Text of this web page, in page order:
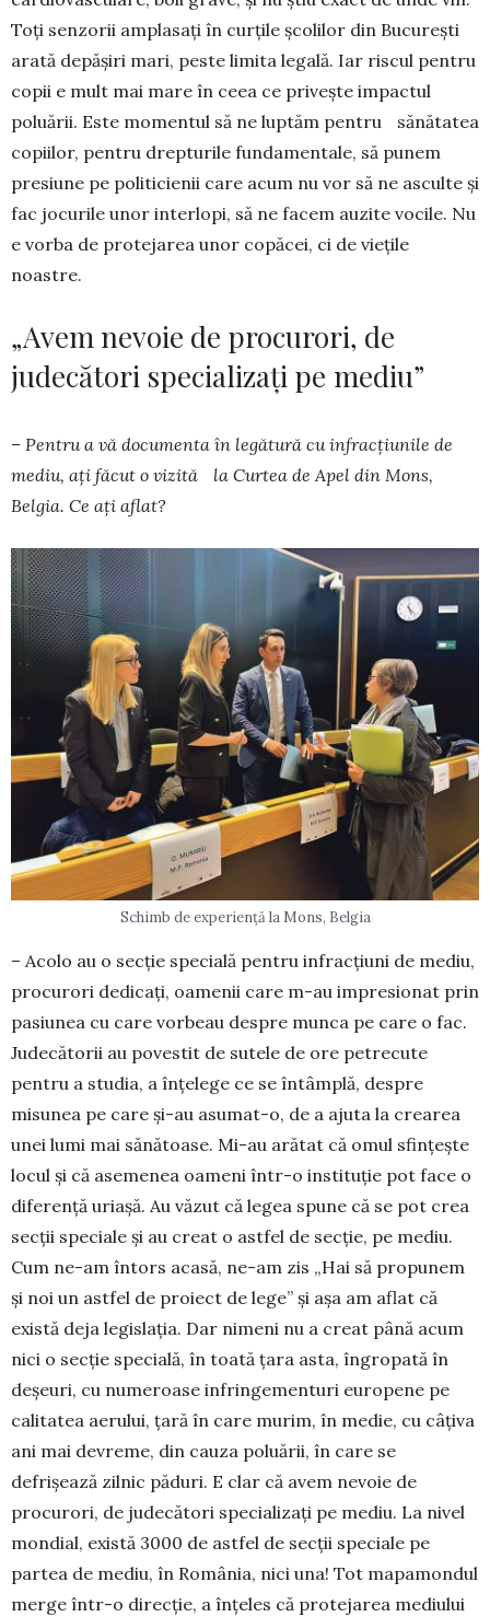
Toți sen­zorii amplasați în curțile școlilor din București
arată depășiri mari, peste limita legală. Iar riscul pentru
copii e mult mai mare în ceea ce privește im­pactul
poluării. Este momentul să ne luptăm pen­tru sănătatea
copiilor, pentru drepturile funda­men­tale, să punem
presiune pe politicienii care acum nu vor să ne asculte și
fac jocurile unor in­ter­lopi, să ne facem auzite vocile. Nu
e vorba de pro­tejarea unor copăcei, ci de viețile
noastre.
„Avem nevoie de procurori, de
judecători specializați pe mediu”
– Pentru a vă documenta în legătură cu in­fracțiunile de
mediu, ați făcut o vizită la Curtea de Apel din Mons,
Belgia. Ce ați aflat?
Schimb de experiență la Mons, Belgia
– Acolo au o secție specială pentru infracțiuni de mediu,
procurori dedicați, oamenii care m-au impresionat prin
pasiunea cu care vorbeau despre munca pe care o fac.
Judecătorii au povestit de su­tele de ore petrecute
pentru a studia, a înțelege ce se întâmplă, despre
misunea pe care și-au asu­mat-o, de a ajuta la crearea
unei lumi mai sănătoase. Mi-au arătat că omul sfințește
locul și că asemenea oameni într-o instituție pot face o
diferență uriașă. Au văzut că legea spune că se pot crea
secții spe­ciale și au creat o astfel de secție, pe mediu.
Cum ne-am întors acasă, ne-am zis „Hai să propunem
și noi un astfel de proiect de lege” și așa am aflat că
există deja legislația. Dar nimeni nu a creat până acum
nici o secție specială, în toată țara asta, îngro­pată în
deșeuri, cu numeroase infringementuri eu­ro­pene pe
calitatea aerului, țară în care murim, în medie, cu câțiva
ani mai devreme, din cauza po­luării, în care se
defrișează zilnic păduri. E clar că avem nevoie de
procurori, de judecători specia­li­zați pe mediu. La nivel
mondial, există 3000 de astfel de secții speciale pe
partea de mediu, în România, nici una! Tot mapamondul
merge într-o direcție, a înțeles că protejarea mediului